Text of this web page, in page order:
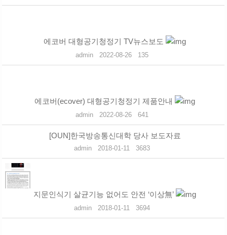
에코버 대형공기청정기 TV뉴스보도
admin 2022-08-26 135
에코버(ecover) 대형공기청정기 제품안내
admin 2022-08-26 641
[OUN]한국방송통신대학 당사 보도자료
admin 2018-01-11 3683
지문인식기 살균기능 없어도 안전 ‘이상無’
admin 2018-01-11 3694